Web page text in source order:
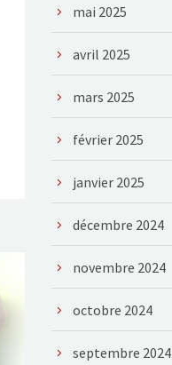
mai 2025
avril 2025
mars 2025
février 2025
janvier 2025
décembre 2024
novembre 2024
octobre 2024
septembre 2024